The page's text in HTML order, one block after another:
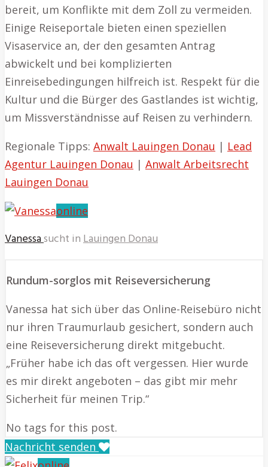
bereit, um Konflikte mit dem Zoll zu vermeiden.
Einige Reiseportale bieten einen speziellen
Visaservice an, der den gesamten Antrag
abwickelt und bei komplizierten
Einreisebedingungen hilfreich ist. Respekt für die
Kultur und die Bürger des Gastlandes ist wichtig,
um Missverständnisse auf Reisen zu verhindern.
Regionale Tipps: Anwalt Lauingen Donau | Lead
Agentur Lauingen Donau | Anwalt Arbeitsrecht
Lauingen Donau
online
Vanessasucht inLauingen Donau
Rundum-sorglos mit Reiseversicherung
Vanessa hat sich über das Online-Reisebüro nicht
nur ihren Traumurlaub gesichert, sondern auch
eine Reiseversicherung direkt mitgebucht.
„Früher habe ich das oft vergessen. Hier wurde
es mir direkt angeboten – das gibt mir mehr
Sicherheit für meinen Trip.“
No tags for this post.
Nachricht senden